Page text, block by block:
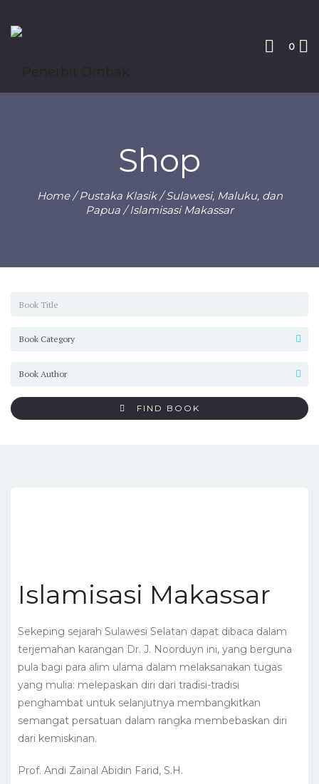
0
Shop
Home/Pustaka Klasik/Sulawesi, Maluku, dan
Papua / Islamisasi Makassar
FIND BOOK
Islamisasi Makassar
Sekeping sejarah Sulawesi Selatan dapat dibaca dalam
terjemahan karangan Dr. J. Noorduyn ini, yang berguna
pula bagi para alim ulama dalam melaksanakan tugas
yang mulia: melepaskan diri dari tradisi-tradisi
penghambat untuk selanjutnya membangkitkan
semangat persatuan dalam rangka membebaskan diri
dari kemiskinan.
Prof. Andi Zainal Abidin Farid, S.H.